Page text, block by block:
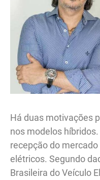
Há duas motivações
nos modelos
recepção do
elétricos. Segundo
Brasileira do Veículo